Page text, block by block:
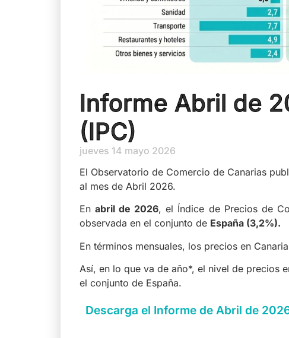
Informe Abril de
(IPC)
jueves 14 mayo 2026
El Observatorio de Comercio de Canarias
al mes de Abril 2026.
Enabril de 2026, el Índice de Precios de
observada en el conjunto de España (3,2%).
En términos mensuales, los precios en
Así, en lo que va de año*, el nivel de precios
el conjunto de España.
Descarga el Informe de Abril de